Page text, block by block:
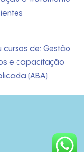
cursos de: Gestão
e capacitação
(ABA).